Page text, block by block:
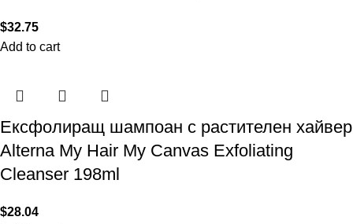
$32.75
Add to cart
Ексфолиращ шампоан с растителен хайвер
Alterna My Hair My Canvas Exfoliating
Cleanser 198ml
$28.04